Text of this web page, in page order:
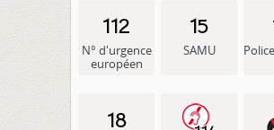
N° d'urgence
européen
SAMU